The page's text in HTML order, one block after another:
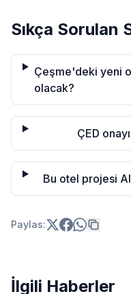
Sıkça Sorulan
Çeşme'deki yeni
olacak?
ÇED
Bu otel projesi
Paylas:
İlgili Haberler